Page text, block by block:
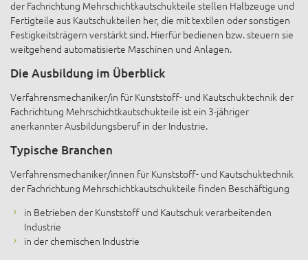
der Fachrichtung Mehrschichtkautschukteile stellen Halbzeuge und
Fertigteile aus Kautschukteilen her, die mit textilen oder sonstigen
Festigkeitsträgern verstärkt sind. Hierfür bedienen bzw. steuern sie
weitgehend automatisierte Maschinen und Anlagen.
Die Ausbildung im Überblick
Verfahrensmechaniker/in für Kunststoff- und Kautschuktechnik der
Fachrichtung Mehrschichtkautschukteile ist ein 3-jähriger
anerkannter Ausbildungsberuf in der Industrie.
Typische Branchen
Verfahrensmechaniker/innen für Kunststoff- und Kautschuktechnik
der Fachrichtung Mehrschichtkautschukteile finden Beschäftigung
in Betrieben der Kunststoff und Kautschuk verarbeitenden
Industrie
in der chemischen Industrie